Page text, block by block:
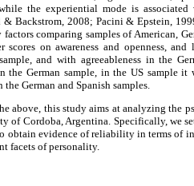
the experiential mode is associated
Backstrom, 2008; Pacini & Epstein,
comparing samples of American,
scores on awareness and openness,
and with agreeableness in the
the German sample, in the US sample
the German and Spanish samples.
above, this study aims at analyzing the
of Cordoba, Argentina. Specifically, we
obtain evidence of reliability in terms of
facets of personality.